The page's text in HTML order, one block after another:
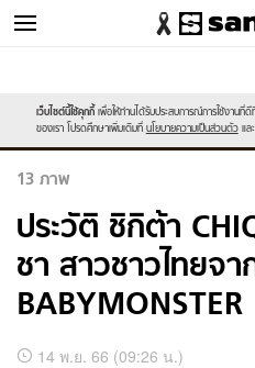
วัยรุ่น
เว็บไซต์นี้ใช้คุกกี้ เพื่อให้ท่านได้รับประสบการณ์การใช้งานที่
ของเรา โปรดศึกษาเพิ่มเติมที่ นโยบายความเป็นส่วนตัว และ
13 ภาพ
ประวัติ ชิกิต้า
ชา สาวชาวไทยจา
BABYMONSTER
อัลบั้ม14 พ.ย. 66 (09:26 น.)